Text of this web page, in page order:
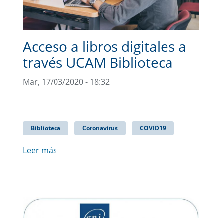
Acceso a libros digitales a
través UCAM Biblioteca
Mar, 17/03/2020 - 18:32
Biblioteca Coronavirus COVID19
Leer más